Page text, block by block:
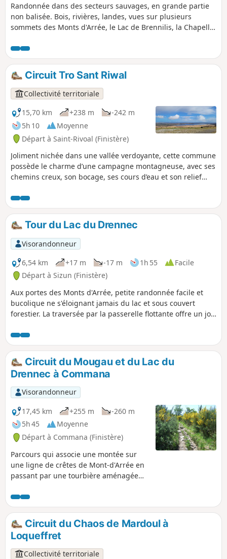
Randonnée dans des secteurs sauvages, en grande partie
non balisée. Bois, rivières, landes, vues sur plusieurs
sommets des Monts d'Arrée, le Lac de Brennilis, la Chapelle
Circuit Tro Sant Riwal
Collectivité territoriale
15,70 km
+238 m
-242 m
5h 10
Moyenne
Départ à Saint-Rivoal (Finistère)
Joliment nichée dans une vallée verdoyante, cette commune
possède le charme d’une campagne montagneuse, avec ses
chemins creux, son bocage, ses cours d’eau et son relief
nom du patron de la paroisse, Saint'Rivoal, anciennement
Riwall,nom d’une grande famille de l’émigration bretonne
de Grande-Bretagne aux 5e et 6e siècles. Saint-Rivoal est
labellisée « Communes du Patrimoine Rural de Bretagne».
Tour du Lac du Drennec
Visorandonneur
6,54 km
+17 m -17 m 1h 55
Facile
Départ à Sizun (Finistère)
Aux portes des Monts d'Arrée, petite randonnée facile et
bucolique ne s'éloignant jamais du lac et sous couvert
forestier. La traversée par la passerelle flottante offre un joli
Circuit du Mougau et du Lac du
Drennec à Commana
Visorandonneur
17,45 km
+255 m
-260 m
5h 45
Moyenne
Départ à Commana (Finistère)
Parcours qui associe une montée sur
une ligne de crêtes de Mont-d'Arrée en
passant par une tourbière aménagée
deuxième plan d’eau du Finistère. Ce lac
artificiel d’environ 110 ha construit en
1981 approvisionne en eau potable près
de 400 000 habitants du Finistère et est
alimenté par l'Élorn.Passage par des
hameaux au beau bâti traditionnel ainsi
Circuit du Chaos de Mardoul à
Loqueffret
Collectivité territoriale